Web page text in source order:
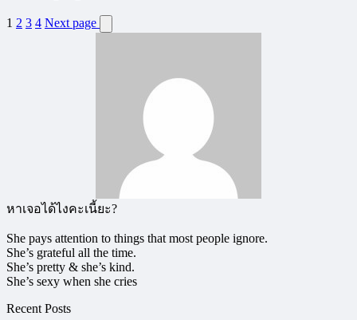
1 2 3 4 Next page
หาเจอได้ไงคะเนี้ยะ?
She pays attention to things that most people ignore.
She’s grateful all the time.
She’s pretty & she’s kind.
She’s sexy when she cries
Recent Posts